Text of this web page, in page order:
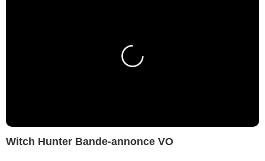
Witch Hunter Bande-annonce VO